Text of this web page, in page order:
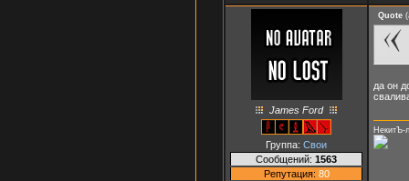
James Ford
Группа: Свои
Сообщений: 1563
Репутация: 80
Quote (
да он
НекитЪ-